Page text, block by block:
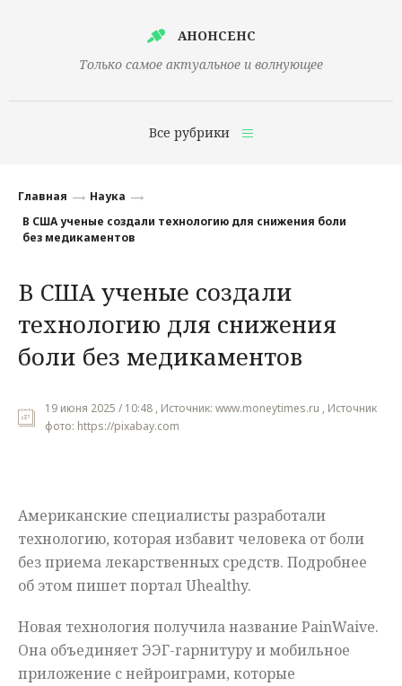
АНОНСЕНС
Только самое актуальное и волнующее
Все рубрики
Финансы
Наука
Культура
Общество
Мнения
Главная
Наука
В США ученые создали технологию для снижения боли
без медикаментов
В США ученые создали
технологию для снижения
боли без медикаментов
19 июня 2025 / 10:48 , Источник: www.moneytimes.ru , Источник
фото: https://pixabay.com
Американские специалисты разработали
технологию, которая избавит человека от боли
без приема лекарственных средств. Подробнее
об этом пишет портал Uhealthy.
Новая технология получила название PainWaive.
Она объединяет ЭЭГ-гарнитуру и мобильное
приложение с нейроиграми, которые